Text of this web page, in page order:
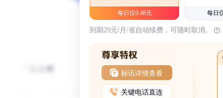
每日仅0.48元 每日
到期29元/月/省自动续费，可随时取消。
标讯详情查看
关键电话直连